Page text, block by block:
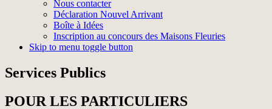
Nous contacter
Déclaration Nouvel Arrivant
Boîte à Idées
Inscription au concours des Maisons Fleuries
Skip to menu toggle button
Services Publics
POUR LES PARTICULIERS